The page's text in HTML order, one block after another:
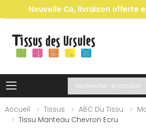
Nouvelle Co, livraison offerte
Toggle mobile menu
Recherche
Accueil
Tissus ABC Du Tissu
Tissu Manteau Chevron Ecru